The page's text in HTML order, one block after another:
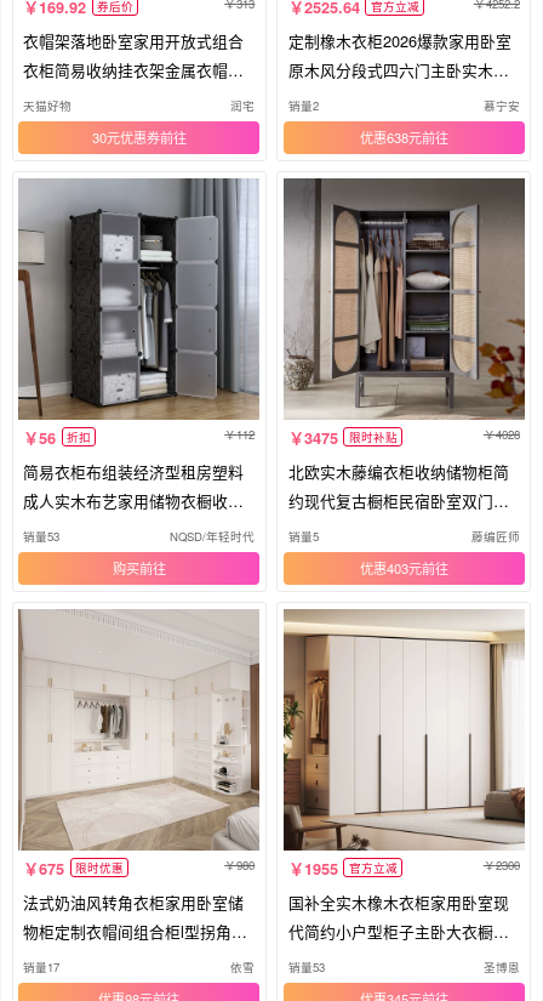
169.92 券后价 313
衣帽架落地卧室家用开放式组合
衣柜简易收纳挂衣架金属衣帽间
架子
天猫好物 润宅
30元优惠券
2525.64 官方立减 4252.2
定制橡木衣柜2026爆款家用卧室
原木风分段式四六门主卧实木衣
橱
销量2 慕宁安
优惠638元
56 折扣 112
简易衣柜布组装经济型租房塑料
成人实木布艺家用储物衣橱收纳
柜子
销量53 NQSD/年轻时代
购买
3475 限时补贴 4028
北欧实木藤编衣柜收纳储物柜简
约现代复古橱柜民宿卧室双门衣
帽柜
销量5 藤编匠师
优惠403元
675 限时优惠 980
法式奶油风转角衣柜家用卧室储
物柜定制衣帽间组合柜l型拐角衣
橱
销量17 依雪
1955 官方立减 2300
国补全实木橡木衣柜家用卧室现
代简约小户型柜子主卧大衣橱定
制柜
销量53 圣博恩